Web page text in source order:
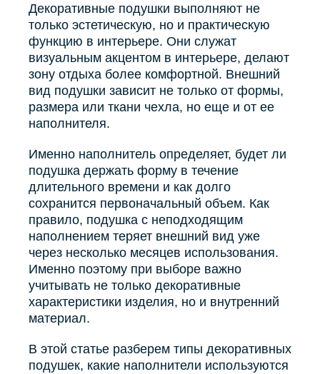
Блузы, толстовки
Пуловеры
Костюмы
Платья
Юбки
Брюки, шорты
Декоративные подушки выполняют не
только эстетическую, но и практическую
функцию в интерьере. Они служат
визуальным акцентом в интерьере, делают
зону отдыха более комфортной. Внешний
вид подушки зависит не только от формы,
размера или ткани чехла, но еще и от ее
наполнителя.
Именно наполнитель определяет, будет ли
подушка держать форму в течение
длительного времени и как долго
сохранится первоначальный объем. Как
правило, подушка с неподходящим
наполнением теряет внешний вид уже
через несколько месяцев использования.
Именно поэтому при выборе важно
учитывать не только декоративные
характеристики изделия, но и внутренний
материал.
В этой статье разберем типы декоративных
подушек, какие наполнители используются